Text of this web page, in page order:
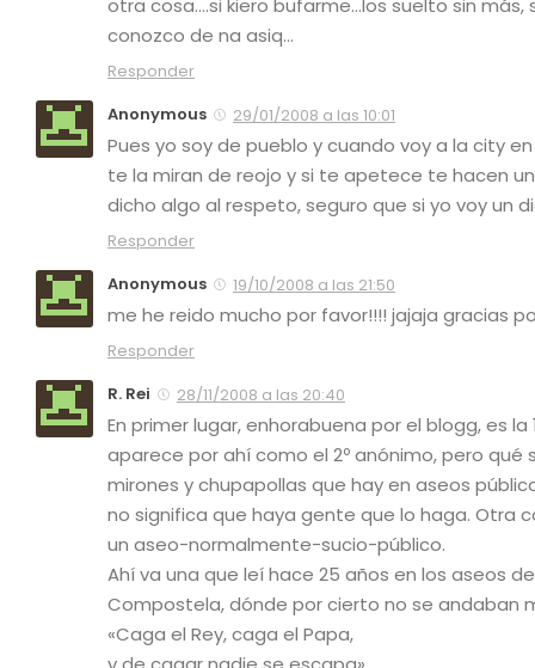
otra cosa….si kiero bufarme…los suelto sin más,
conozco de na asiq…
Responder
Anonymous
29/01/2008 a las 10:01
Pues yo soy de pueblo y cuando voy a la city
te la miran de reojo y si te apetece te hacen
dicho algo al respeto, seguro que si yo voy un
Responder
Anonymous
19/10/2008 a las 21:50
me he reido mucho por favor!!!! jajaja gracias
Responder
R. Rei
28/11/2008 a las 20:40
En primer lugar, enhorabuena por el blogg, es
aparece por ahí como el 2º anónimo, pero
mirones y chupapollas que hay en aseos
no significa que haya gente que lo haga. Otra
un aseo-normalmente-sucio-público.
Ahí va una que leí hace 25 años en los aseos
Compostela, dónde por cierto no se andaban
«Caga el Rey, caga el Papa,